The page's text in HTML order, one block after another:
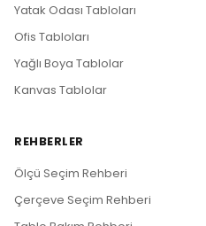
Yatak Odası Tabloları
Ofis Tabloları
Yağlı Boya Tablolar
Kanvas Tablolar
REHBERLER
Ölçü Seçim Rehberi
Çerçeve Seçim Rehberi